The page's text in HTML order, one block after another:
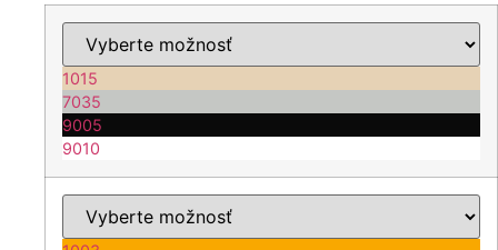
si
vybrať
na
stránke
1015
7035
9005
9010